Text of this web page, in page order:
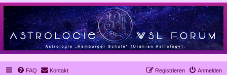
FAQ Kontakt Anmelden
Registrieren